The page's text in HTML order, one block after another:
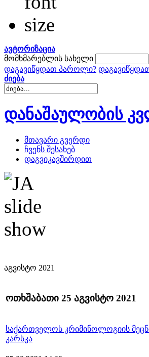
ავტორიზაცია
მომხმარებლის სახელი
დაგავიწყდათ პაროლი?
ძიება
დანაშაულობის
მთავარი გვერდი
ჩვენს შესახებ
დაგვიკავშირდით
აგვისტო 2021
ოთხშაბათი 25 აგვისტო 2021
საქართველოს კრიმინოლოგიის
კარსკა